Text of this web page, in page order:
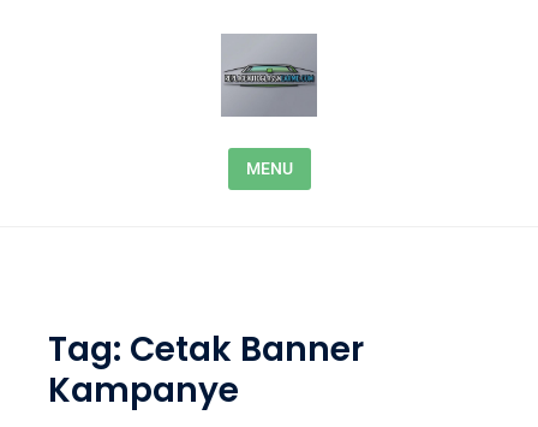
MENU
Tag: Cetak Banner
Kampanye